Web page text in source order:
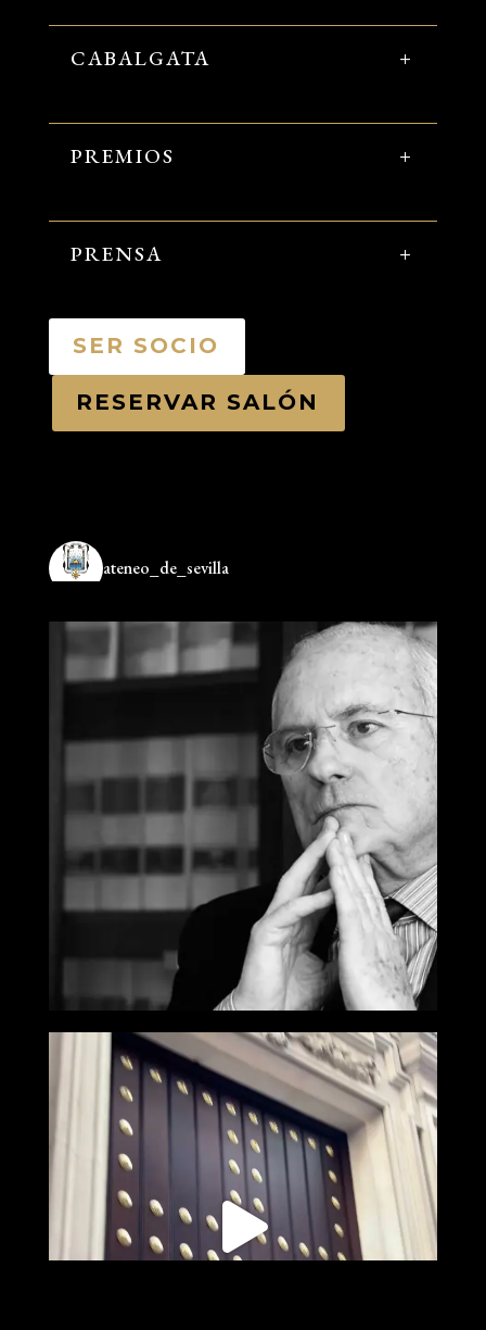
CABALGATA
PREMIOS
PRENSA
SER SOCIO
RESERVAR SALÓN
ateneo_de_sevilla